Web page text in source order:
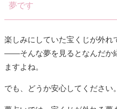
夢です
楽しみにしていた宝くじが外れ
——そんな夢を見るとなんだか
ますよね。
でも、どうか安心してください。